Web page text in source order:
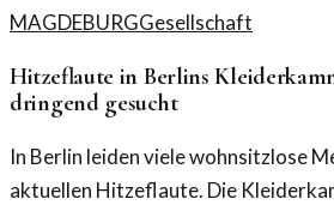
MAGDEBURGGesellschaft
Hitzeflaute in Berlins
dringend gesucht
In Berlin leiden viele wohnsitzlose
aktuellen Hitzeflaute. Die